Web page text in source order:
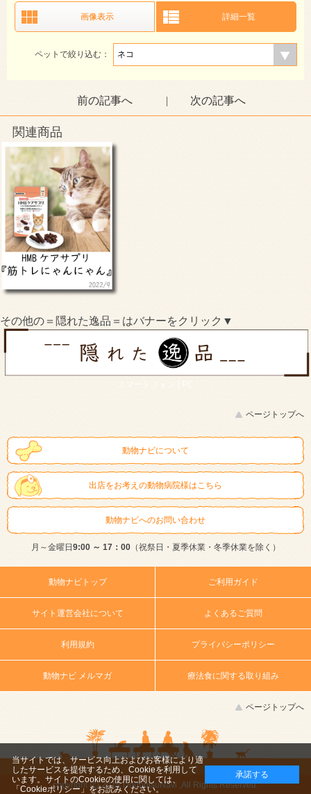
画像表示 詳細一覧
ペットで絞り込む：
前の記事へ| 次の記事へ
関連商品
その他の＝隠れた逸品＝はバナーをクリック▼
スマートフォン | PC
ページトップへ
動物ナビについて
出店をお考えの動物病院様はこちら
動物ナビへのお問い合わせ
月～金曜日 9:00 ～ 17：00（祝祭日・夏季休業・冬季休業を除く）
動物ナビトップ ご利用ガイド
サイト運営会社について よくあるご質問
利用規約 プライバシーポリシー
動物ナビ メルマガ 療法食に関する取り組み
ページトップへ
copyright (c) 2014 DoubutsuNavi ,All Rights Reserved.
当サイトでは、サービス向上およびお客様により適
したサービスを提供するため、Cookieを利用して
います。サイトのCookieの使用に関しては、
「Cookieポリシー」 をお読みください。
承諾する